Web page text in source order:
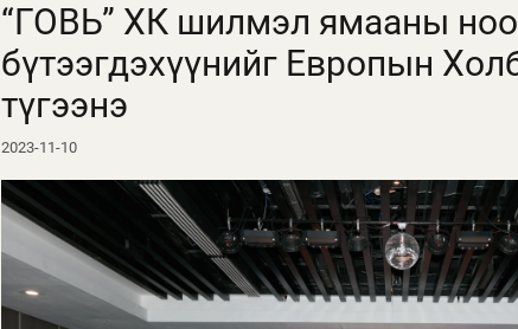
“ГОВЬ” ХК шилмэл ямааны
бүтээгдэхүүнийг Европын
түгээнэ
2023-11-10